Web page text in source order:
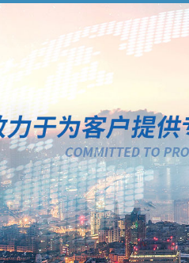
誉资质
业执照
一体式超声波清
单槽超声波清
多槽超声波清
非标超声波清
通过式高压喷淋